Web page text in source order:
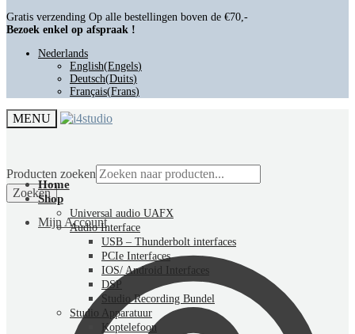
Gratis verzending Op alle bestellingen boven de €70,-
Bezoek enkel op afspraak !
Nederlands
English(Engels)
Deutsch(Duits)
Français(Frans)
MENU
Producten zoeken
Zoeken
Mijn Account
Home
Shop
Universal audio UAFX
Audio Interface
USB – Thunderbolt interfaces
PCIe Interfaces
IOS/ Android Interfaces
DSP
Studio Recording Bundel
Studio Apparatuur
Koptelefoon